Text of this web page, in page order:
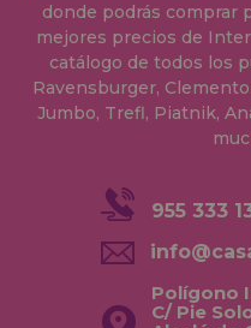
donde podrás comprar
mejores precios de
catálogo de todos los
Ravensburger,
Jumbo, Trefl, Piatnik,
955 333
Polígono
C/ Pie